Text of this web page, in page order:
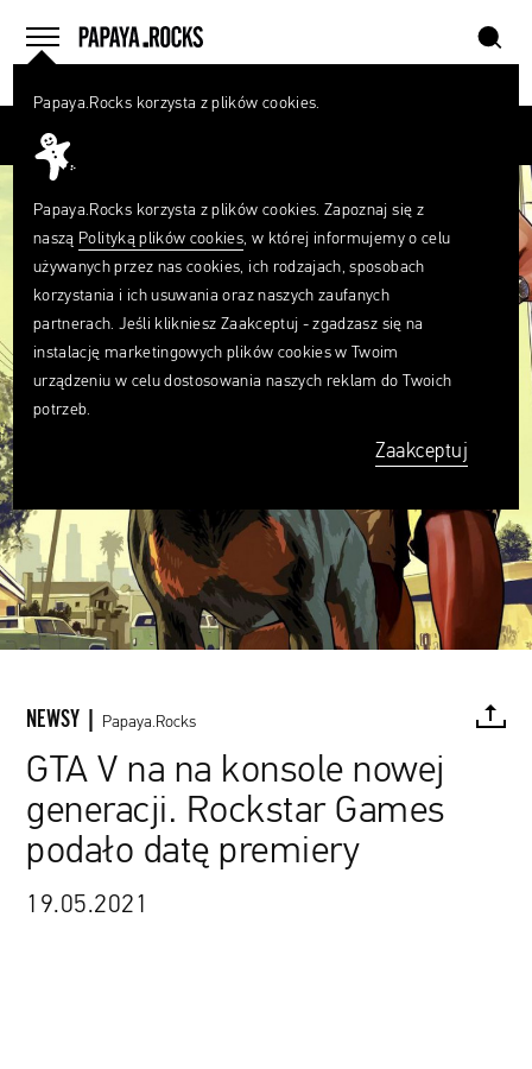
menu
home szukaj
NEWSY | Papaya.Rocks
GTA V na na konsole nowej
generacji. Rockstar Games
podało datę premiery
19.05.2021
FACEBOOK TWITTER
Papaya.Rocks korzysta z plików cookies.
Papaya.Rocks korzysta z plików cookies. Zapoznaj się z
naszą Polityką plików cookies, w której informujemy o celu
używanych przez nas cookies, ich rodzajach, sposobach
korzystania i ich usuwania oraz naszych zaufanych
partnerach. Jeśli klikniesz Zaakceptuj - zgadzasz się na
instalację marketingowych plików cookies w Twoim
urządzeniu w celu dostosowania naszych reklam do Twoich
potrzeb.
Zaakceptuj
Czego
szukasz?